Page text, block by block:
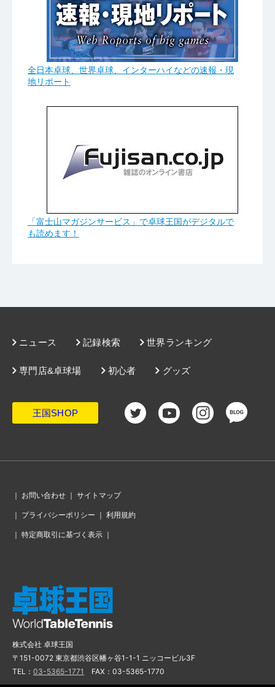
全日本卓球、世界卓球、インターハイなどの速報・現
地リポート
「富士山マガジンサービス」で卓球王国がデジタルで
も読めます！
ニュース 記録検索 世界ランキング
グッズ
専門店&卓球場 初心者
王国SHOP
｜ お問い合わせ ｜ サイトマップ
｜ プライバシーポリシー ｜ 利用規約
｜ 特定商取引に基づく表示 ｜
株式会社 卓球王国
〒151-0072 東京都渋谷区幡ヶ谷1-1-1 ニッコービル3F
TEL： 03-5365-1771 FAX：03-5365-1770